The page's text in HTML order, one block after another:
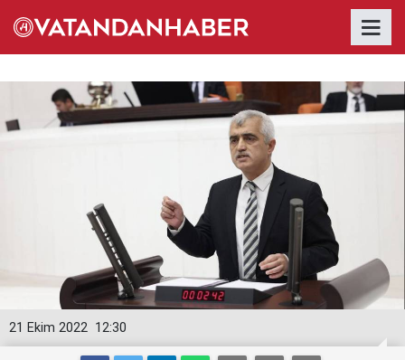
12:30
21 Ekim 2022